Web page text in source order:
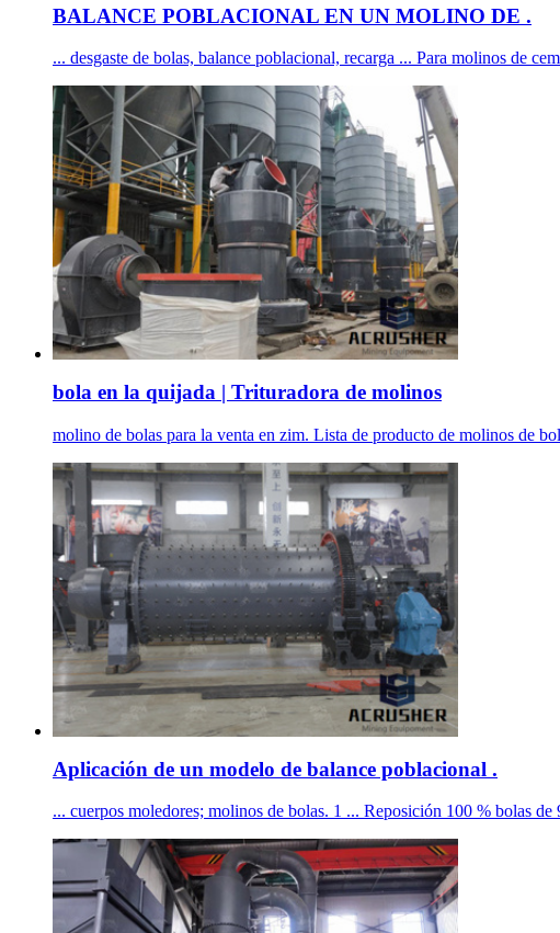
BALANCE POBLACIONAL EN UN MOLINO DE .
... desgaste de bolas, balance poblacional, recarga ... Para molinos de
bola en la quijada | Trituradora de molinos
molino de bolas para la venta en zim. Lista de producto de molinos de
Aplicación de un modelo de balance poblacional .
... cuerpos moledores; molinos de bolas. 1 ... Reposición 100 % bolas